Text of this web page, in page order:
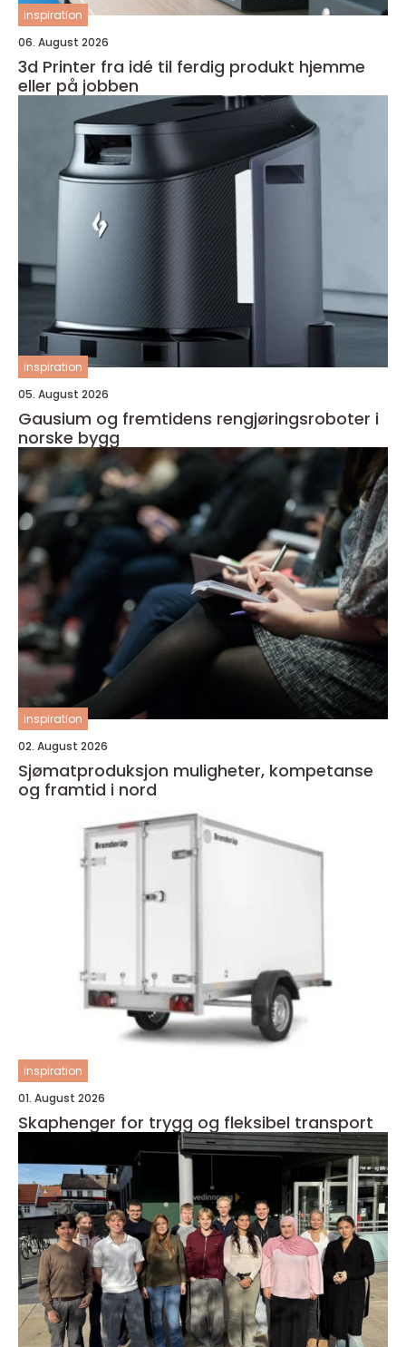
inspiration
06. August 2026
3d Printer fra idé til ferdig produkt hjemme
eller på jobben
inspiration
05. August 2026
Gausium og fremtidens rengjøringsroboter i
norske bygg
inspiration
02. August 2026
Sjømatproduksjon muligheter, kompetanse
og framtid i nord
inspiration
01. August 2026
Skaphenger for trygg og fleksibel transport